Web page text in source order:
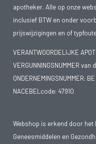
apotheker. Alle op onze
inclusief BTW en onder
prijswijzigingen en of
VERANTWOORDELIJKE
VERGUNNINGSNUMMER van
ONDERNEMINGSNUMMER:
NACEBELcode: 47910
Webshop is erkend door
Geneesmiddelen en